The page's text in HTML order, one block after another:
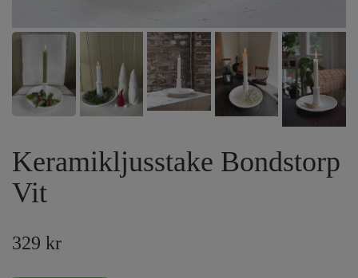
Keramikljusstake Bondstorp
Vit
329 kr